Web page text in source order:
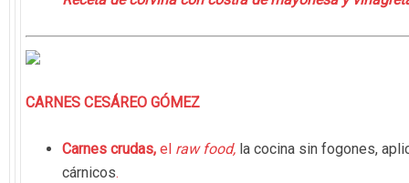
CARNES CESÁREO GÓMEZ
Carnes crudas, el raw food, la cocina sin fogones,
cárnicos.